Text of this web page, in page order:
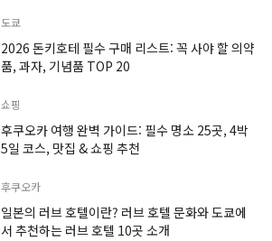
도쿄
2026 돈키호테 필수 구매 리스트: 꼭 사야 할 의약
품, 과자, 기념품 TOP 20
쇼핑
후쿠오카 여행 완벽 가이드: 필수 명소 25곳, 4박
5일 코스, 맛집 & 쇼핑 추천
후쿠오카
일본의 러브 호텔이란? 러브 호텔 문화와 도쿄에
서 추천하는 러브 호텔 10곳 소개